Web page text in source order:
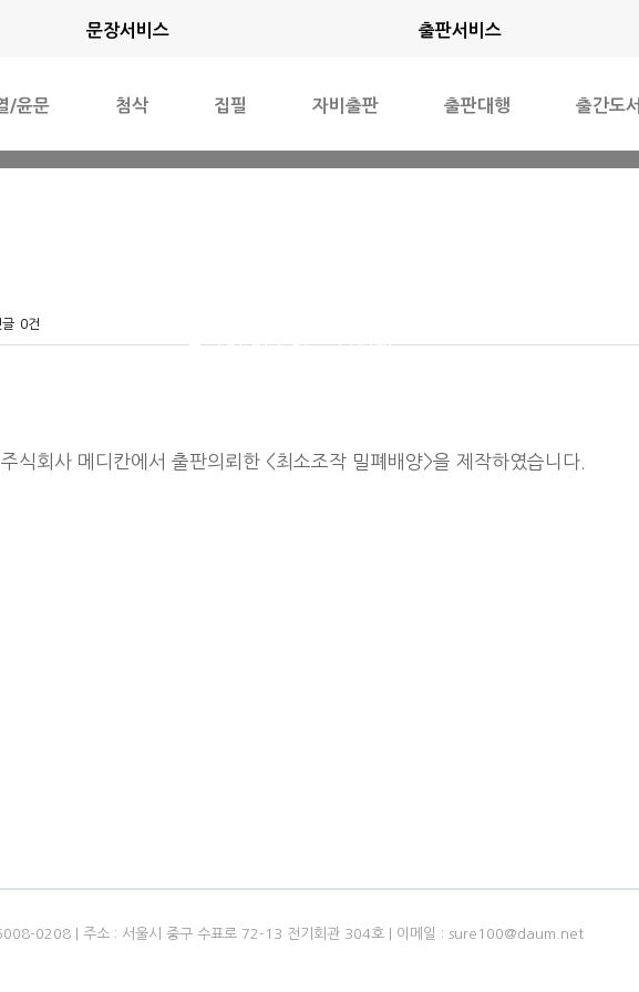
문장서비스 출판서비스
/윤문 첨삭 집필 자비출판 출판대행 출간도서
참글이 이루어 드립니다!
글 0건
주식회사 메디칸에서 출판의뢰한 <최소조작 밀폐배양>을 제작하였습니다.
0208 | 주소 : 서울시 중구 수표로 72-13 전기회관 304호 | 이메일 : sure100@daum.net